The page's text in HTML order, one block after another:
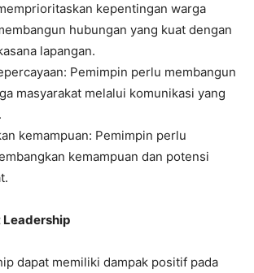
kepentingan warga
hubungan yang kuat dengan
lapangan.
Pemimpin perlu membangun
masyarakat melalui komunikasi yang
kemampuan: Pemimpin perlu
kemampuan dan potensi
Leadership
dapat memiliki dampak positif pada